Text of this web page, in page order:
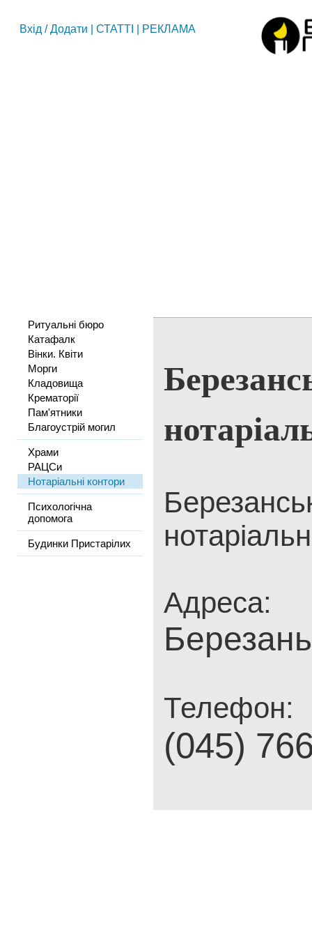
Вхід /Додати СТАТТІ РЕКЛАМА
Ритуальні бюро
Катафалк
Вінки. Квіти
Морги
Кладовища
Крематорії
Пам'ятники
Благоустрій могил
Храми
РАЦСи
Нотаріальні контори
Психологічна
допомога
Будинки Пристарілих
Адреса:
Телефон:
(045)